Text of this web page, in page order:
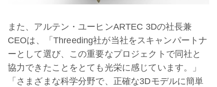
また、アルテン・ユーヒンARTEC 3Dの社長兼
CEOは、「Threeding社が当社をスキャンパートナ
ーとして選び、この重要なプロジェクトで同社と
協力できたことをとても光栄に感じています。」
「さまざまな科学分野で、正確な3Dモデルに簡単